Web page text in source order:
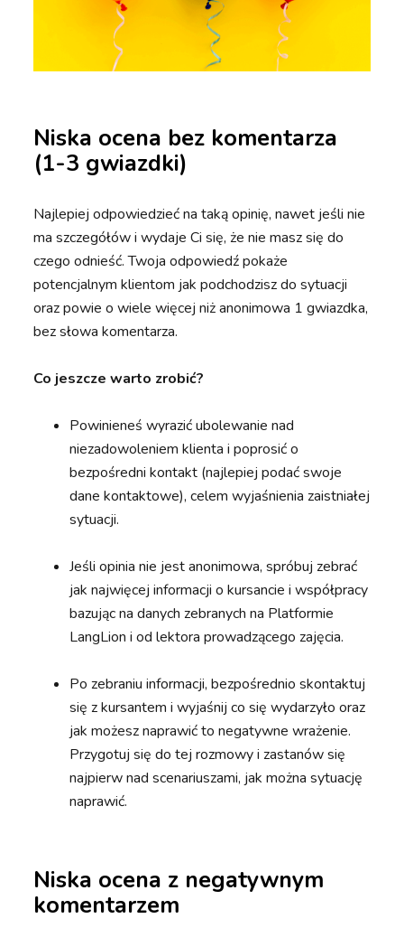
Niska ocena bez komentarza
(1-3 gwiazdki)
Najlepiej odpowiedzieć na taką opinię, nawet jeśli nie
ma szczegółów i wydaje Ci się, że nie masz się do
czego odnieść. Twoja odpowiedź pokaże
potencjalnym klientom jak podchodzisz do sytuacji
oraz powie o wiele więcej niż anonimowa 1 gwiazdka,
bez słowa komentarza.
Co jeszcze warto zrobić?
Powinieneś wyrazić ubolewanie nad
niezadowoleniem klienta i poprosić o
bezpośredni kontakt (najlepiej podać swoje
dane kontaktowe), celem wyjaśnienia zaistniałej
sytuacji.
Jeśli opinia nie jest anonimowa, spróbuj zebrać
jak najwięcej informacji o kursancie i współpracy
bazując na danych zebranych na Platformie
LangLion i od lektora prowadzącego zajęcia.
Po zebraniu informacji, bezpośrednio skontaktuj
się z kursantem i wyjaśnij co się wydarzyło oraz
jak możesz naprawić to negatywne wrażenie.
Przygotuj się do tej rozmowy i zastanów się
najpierw nad scenariuszami, jak można sytuację
naprawić.
Niska ocena z negatywnym
komentarzem